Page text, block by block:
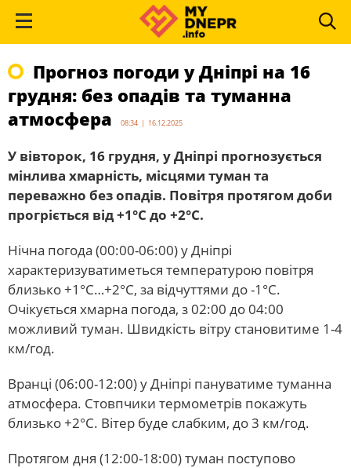
Прогноз погоди у Дніпрі на 16
грудня: без опадів та туманна
атмосфера
08:34 | 16.12.2025
У вівторок, 16 грудня, у Дніпрі прогнозується
мінлива хмарність, місцями туман та
переважно без опадів. Повітря протягом доби
прогріється від +1°С до +2°С.
Нічна погода (00:00-06:00) у Дніпрі
характеризуватиметься температурою повітря
близько +1°С…+2°С, за відчуттями до -1°С.
Очікується хмарна погода, з 02:00 до 04:00
можливий туман. Швидкість вітру становитиме 1-4
км/год.
Вранці (06:00-12:00) у Дніпрі пануватиме туманна
атмосфера. Стовпчики термометрів покажуть
близько +2°С. Вітер буде слабким, до 3 км/год.
Протягом дня (12:00-18:00) туман поступово